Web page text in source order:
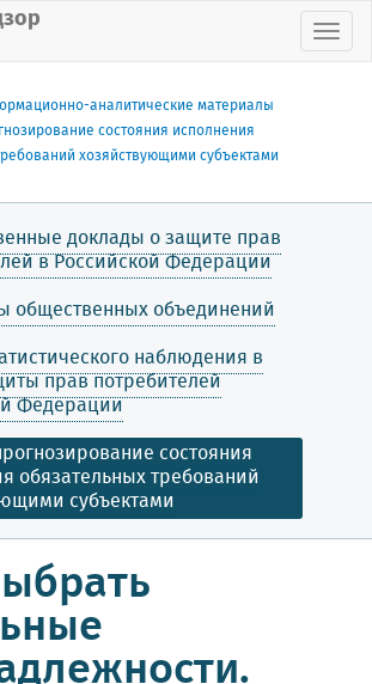
аналитические материалы
состояния исполнения
хозяйствующими субъектами
доклады о защите прав
в Российской Федерации
общественных объединений
наблюдения в
прав потребителей
Федерации
состояния
обязательных требований
субъектами